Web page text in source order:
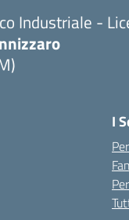
Industriale -
I